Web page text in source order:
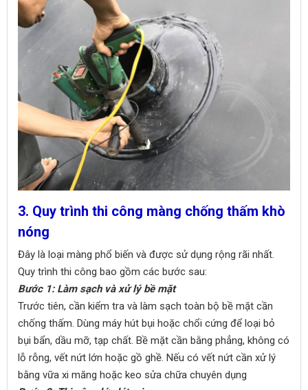
3. Quy trình thi công màng chống thấm khò
nóng
Đây là loại màng phổ biến và được sử dụng rộng rãi nhất.
Quy trình thi công bao gồm các bước sau:
Bước 1: Làm sạch và xử lý bề mặt
Trước tiên, cần kiểm tra và làm sạch toàn bộ bề mặt cần
chống thấm. Dùng máy hút bụi hoặc chổi cứng để loại bỏ
bụi bẩn, dầu mỡ, tạp chất. Bề mặt cần bằng phẳng, không có
lỗ rỗng, vết nứt lớn hoặc gồ ghề. Nếu có vết nứt cần xử lý
bằng vữa xi măng hoặc keo sửa chữa chuyên dụng